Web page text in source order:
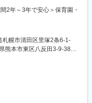
2年～3年で安心＞保育園・
幌市清田区里塚2条6-1-
本市東区八反田3-9-38※
）での勤務も可能※上記の幼
性を考慮して配属しま
ービス＜住所＞東京都